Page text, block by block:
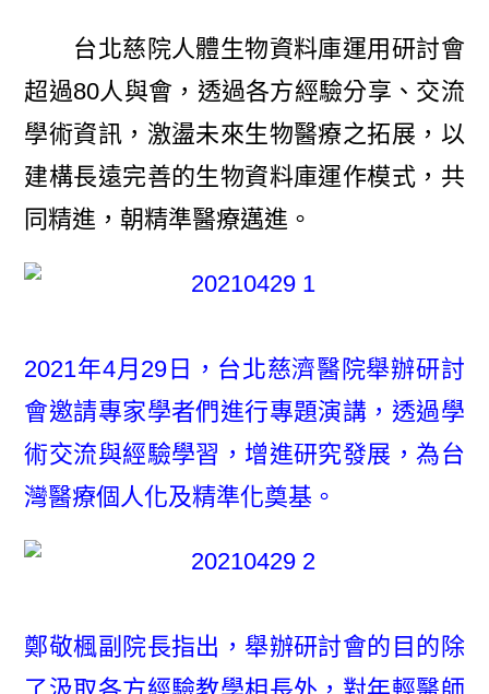
台北慈院人體生物資料庫運用研討會
超過80人與會，透過各方經驗分享、交流
學術資訊，激盪未來生物醫療之拓展，以
建構長遠完善的生物資料庫運作模式，共
同精進，朝精準醫療邁進。
2021年4月29日，台北慈濟醫院舉辦研討
會邀請專家學者們進行專題演講，透過學
術交流與經驗學習，增進研究發展，為台
灣醫療個人化及精準化奠基。
鄭敬楓副院長指出，舉辦研討會的目的除